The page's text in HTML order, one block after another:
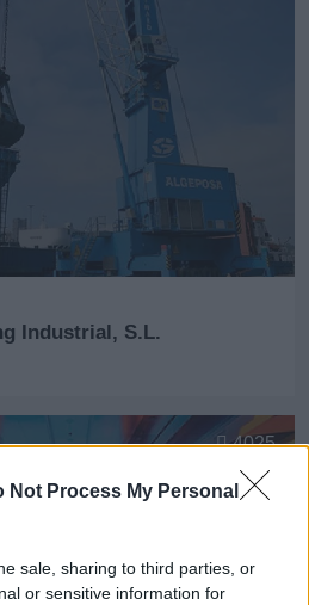
Not Process My Personal
sale, sharing to third parties, or
or sensitive information for
Industrial, S.L.
4025